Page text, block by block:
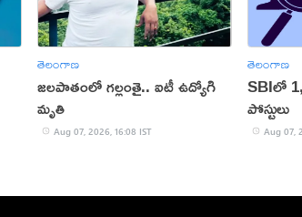
తెలంగాణ
జలపాతంలో గల్లంతై.. ఐటీ ఉద్యోగి
మృతి
Aug 07, 2026, 16:08 IST
తెలంగాణ
SBIలో
పోస్టులు
Aug 07,